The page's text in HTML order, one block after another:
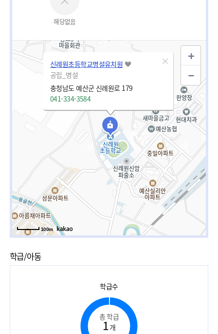
해당없음
신례원초등학교병설유치원
공립_병설
충청남도 예산군 신례원로 179
041-334-3584
100m
학급/아동
학급수
총 학급
1개